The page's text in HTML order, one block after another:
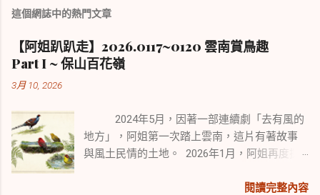
留
言
這個網誌中的熱門文章
【阿姐趴趴走】2026.0117~0120 雲南賞鳥趣
Part I ~ 保山百花嶺
3月 10, 2026
2024年5月，因著一部連續劇「去有風的
地方」，阿姐第一次踏上雲南，這片有著故事
與風土民情的土地。 2026年1月，阿姐再度探
采。 本次行程從賞鳥勝地保山百花嶺開始，續
閱讀完整內容